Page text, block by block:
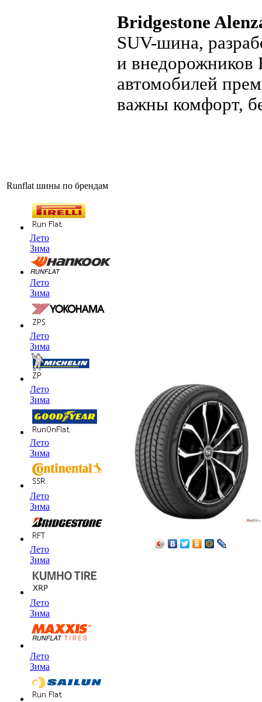
Runflat шины по брендам
Лето
Зима
Лето
Зима
Лето
Зима
Лето
Зима
Лето
Зима
Лето
Зима
Лето
Зима
Лето
Зима
Лето
Зима
Bridgestone
SUV-шина,
и внедорожников
автомобилей
важны комфорт,